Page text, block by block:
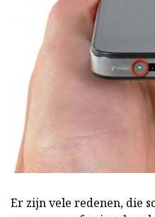
Er zijn vele redenen, die